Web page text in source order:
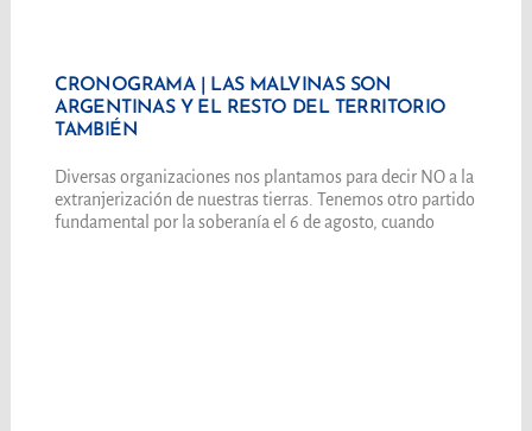
CRONOGRAMA | LAS MALVINAS SON
ARGENTINAS Y EL RESTO DEL TERRITORIO
TAMBIÉN
Diversas organizaciones nos plantamos para decir NO a la
extranjerización de nuestras tierras. Tenemos otro partido
fundamental por la soberanía el 6 de agosto, cuando